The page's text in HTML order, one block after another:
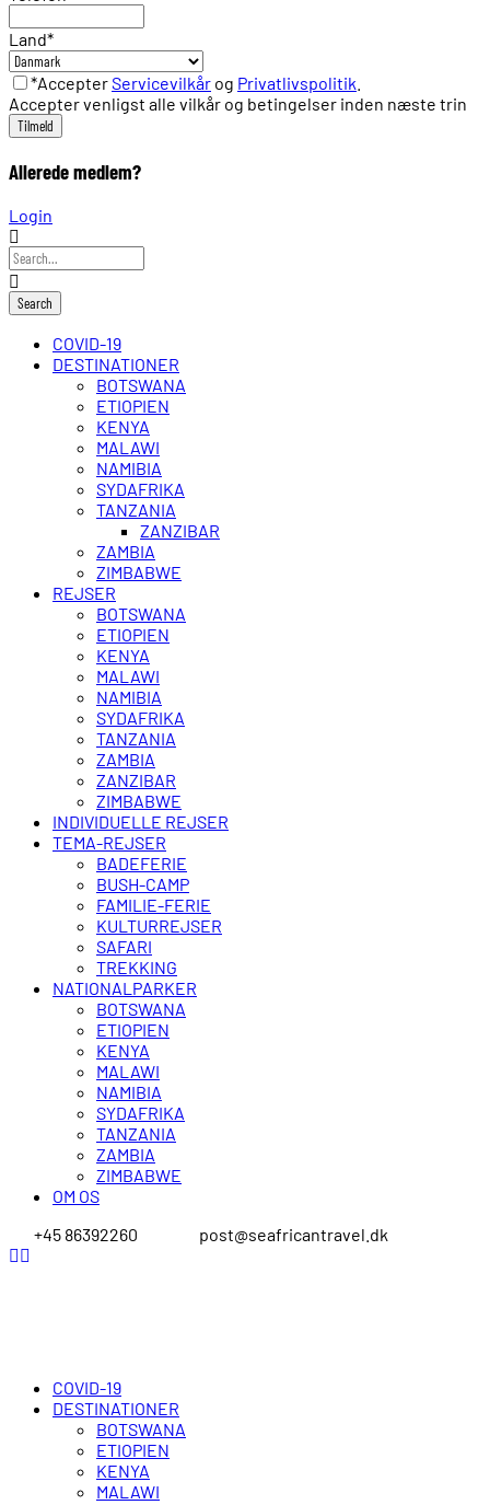
Land*
*AccepterServicevilkår og Privatlivspolitik
Accepter venligst alle vilkår og betingelser inden næste trin
Allerede medlem?
Login
COVID-19
DESTINATIONER
BOTSWANA
ETIOPIEN
KENYA
MALAWI
NAMIBIA
SYDAFRIKA
TANZANIA
ZANZIBAR
ZAMBIA
ZIMBABWE
REJSER
BOTSWANA
ETIOPIEN
KENYA
MALAWI
NAMIBIA
SYDAFRIKA
TANZANIA
ZAMBIA
ZANZIBAR
ZIMBABWE
INDIVIDUELLE REJSER
TEMA-REJSER
BADEFERIE
BUSH-CAMP
FAMILIE-FERIE
KULTURREJSER
SAFARI
TREKKING
NATIONALPARKER
BOTSWANA
ETIOPIEN
KENYA
MALAWI
NAMIBIA
SYDAFRIKA
TANZANIA
ZAMBIA
ZIMBABWE
OM OS
+45 86392260
post@seafricantravel.dk
COVID-19
DESTINATIONER
BOTSWANA
ETIOPIEN
KENYA
MALAWI